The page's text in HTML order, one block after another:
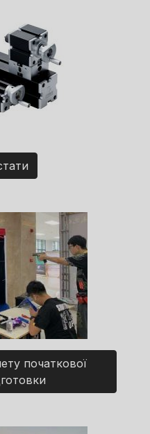
початкової